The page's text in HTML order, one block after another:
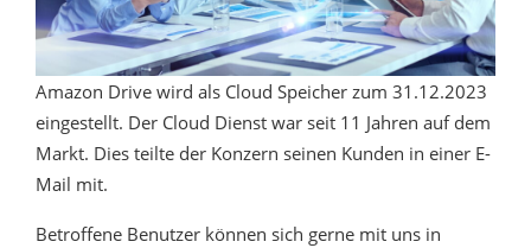
Amazon Drive wird als Cloud Speicher zum 31.12.2023
eingestellt. Der Cloud Dienst war seit 11 Jahren auf dem
Markt. Dies teilte der Konzern seinen Kunden in einer E-
Mail mit.
Betroffene Benutzer können sich gerne mit uns in